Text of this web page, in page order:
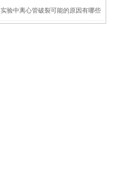
实验中离心管破裂可能的原因有哪些